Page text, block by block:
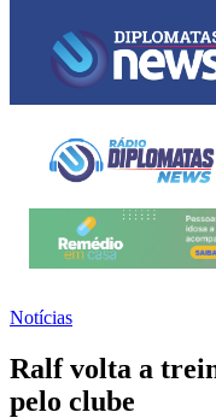
Notícias
Ralf volta a
pelo clube